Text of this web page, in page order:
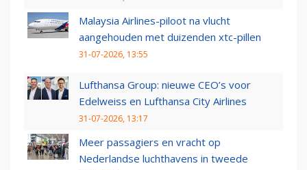
Malaysia Airlines-piloot na vlucht
aangehouden met duizenden xtc-pillen
31-07-2026, 13:55
Lufthansa Group: nieuwe CEO’s voor
Edelweiss en Lufthansa City Airlines
31-07-2026, 13:17
Meer passagiers en vracht op
Nederlandse luchthavens in tweede